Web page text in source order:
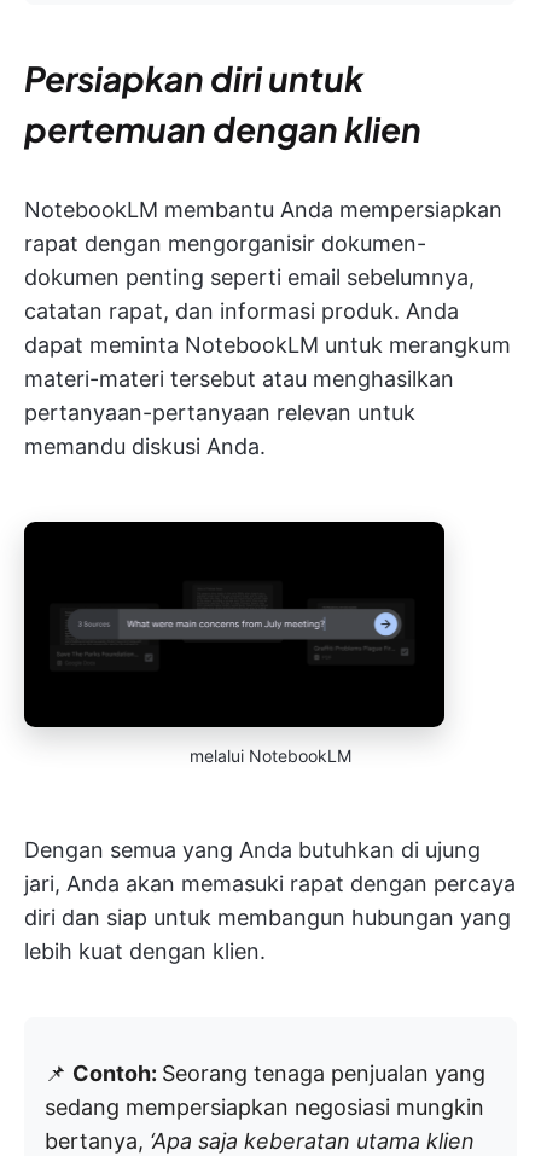
Persiapkan diri untuk
pertemuan dengan klien
NotebookLM membantu Anda mempersiapkan
rapat dengan mengorganisir dokumen-
dokumen penting seperti email sebelumnya,
catatan rapat, dan informasi produk. Anda
dapat meminta NotebookLM untuk merangkum
materi-materi tersebut atau menghasilkan
pertanyaan-pertanyaan relevan untuk
memandu diskusi Anda.
melalui NotebookLM
Dengan semua yang Anda butuhkan di ujung
jari, Anda akan memasuki rapat dengan percaya
diri dan siap untuk membangun hubungan yang
lebih kuat dengan klien.
📌 Contoh: Seorang tenaga penjualan yang
sedang mempersiapkan negosiasi mungkin
bertanya, ‘Apa saja keberatan utama klien